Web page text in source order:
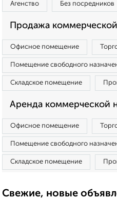
Агенство Без посредников
Продажа
Офисное помещение
Помещение свободного
Складское помещение
Аренда коммерческой
Офисное помещение
Помещение свободного
Складское помещение
Свежие, новые